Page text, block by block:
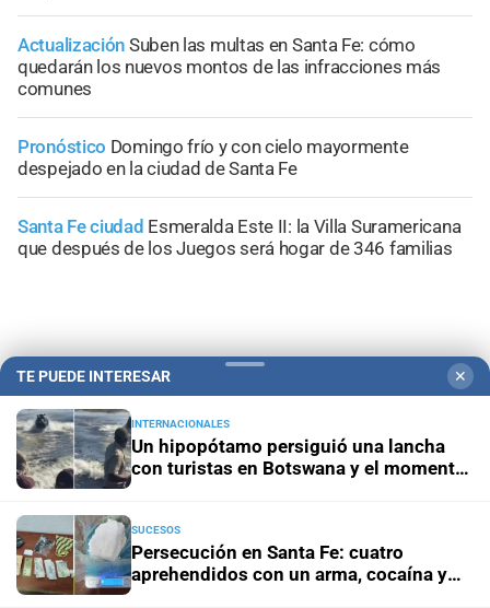
Actualización Suben las multas en Santa Fe: cómo
quedarán los nuevos montos de las infracciones más
comunes
Pronóstico Domingo frío y con cielo mayormente
despejado en la ciudad de Santa Fe
Santa Fe ciudad Esmeralda Este II: la Villa Suramericana
que después de los Juegos será hogar de 346 familias
+ Sucesos
TE PUEDE INTERESAR ✕
INTERNACIONALES
Un hipopótamo persiguió una lancha
con turistas en Botswana y el momento
SUCESOS
Persecución en Santa Fe: cuatro
aprehendidos con un arma, cocaína y